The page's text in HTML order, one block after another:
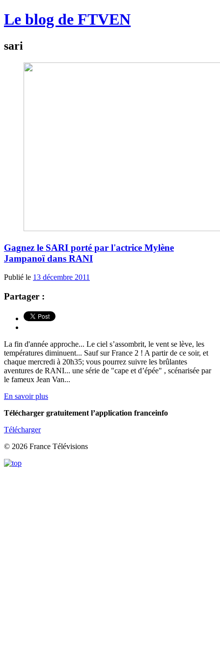
Le blog de FTVEN
sari
Gagnez le SARI porté par l'actrice Mylène
Jampanoï dans RANI
Publié le 13 décembre 2011
Partager :
La fin d'année approche... Le ciel s’assombrit, le vent se lève, les
températures diminuent... Sauf sur France 2 ! A partir de ce soir, et
chaque mercredi à 20h35; vous pourrez suivre les brûlantes
aventures de RANI... une série de "cape et d’épée" , scénarisée par
le fameux Jean Van...
En savoir plus
Télécharger gratuitement l’application franceinfo
Télécharger
© 2026 France Télévisions